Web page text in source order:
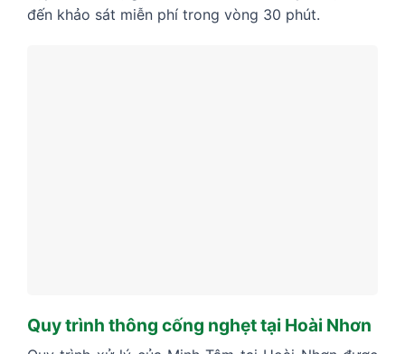
đến khảo sát miễn phí trong vòng 30 phút.
Quy trình thông cống nghẹt tại Hoài Nhơn